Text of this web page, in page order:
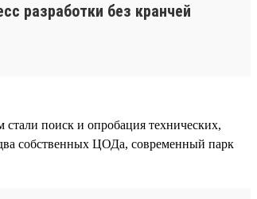
разработки без кранчей
поиск и опробация технических,
собственных ЦОДа, современный парк